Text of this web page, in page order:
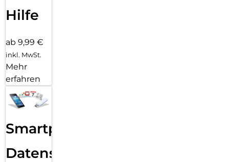
Hilfe
ab 9,99 €
inkl. MwSt.
Mehr
erfahren
Smartphone
Datensicherung